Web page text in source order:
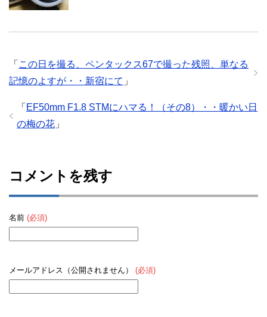
「 この日を撮る、ペンタックス67で撮った残照、単なる
記憶のよすが・・新宿にて 」
「 EF50mm F1.8 STMにハマる！（その8）・・暖かい日
の梅の花 」
コメントを残す
名前 (必須)
メールアドレス（公開されません） (必須)